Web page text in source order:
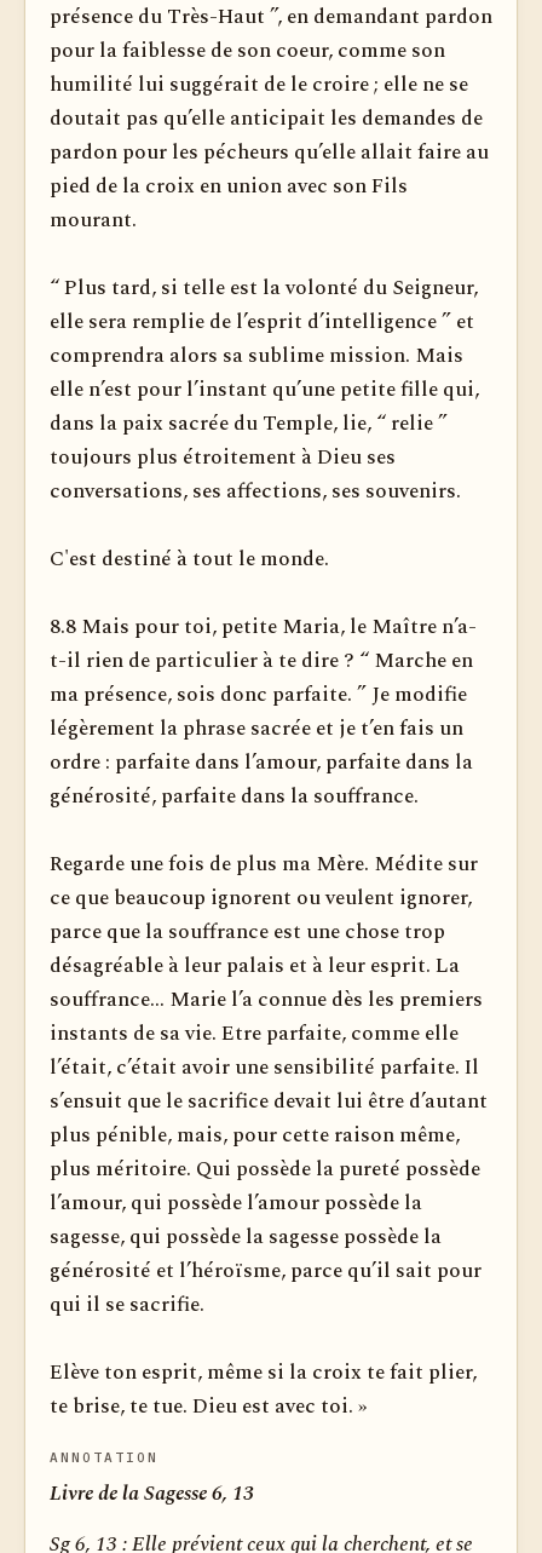
présence du Très-Haut ”, en demandant pardon
pour la faiblesse de son coeur, comme son
humilité lui suggérait de le croire ; elle ne se
doutait pas qu’elle anticipait les demandes de
pardon pour les pécheurs qu’elle allait faire au
pied de la croix en union avec son Fils
mourant.
“ Plus tard, si telle est la volonté du Seigneur,
elle sera remplie de l’esprit d’intelligence ” et
comprendra alors sa sublime mission. Mais
elle n’est pour l’instant qu’une petite fille qui,
dans la paix sacrée du Temple, lie, “ relie ”
toujours plus étroitement à Dieu ses
conversations, ses affections, ses souvenirs.
C'est destiné à tout le monde.
8.8 Mais pour toi, petite Maria, le Maître n’a-
t-il rien de particulier à te dire ? “ Marche en
ma présence, sois donc parfaite. ” Je modifie
légèrement la phrase sacrée et je t’en fais un
ordre : parfaite dans l’amour, parfaite dans la
générosité, parfaite dans la souffrance.
Regarde une fois de plus ma Mère. Médite sur
ce que beaucoup ignorent ou veulent ignorer,
parce que la souffrance est une chose trop
désagréable à leur palais et à leur esprit. La
souf­france... Marie l’a connue dès les premiers
instants de sa vie. Etre parfaite, comme elle
l’était, c’était avoir une sensibilité parfaite. Il
s’ensuit que le sacrifice devait lui être d’autant
plus pénible, mais, pour cette raison même,
plus méritoire. Qui possède la pureté possède
l’amour, qui possède l’amour possède la
sagesse, qui possède la sagesse possède la
générosité et l’héroïsme, parce qu’il sait pour
qui il se sacrifie.
Elève ton esprit, même si la croix te fait plier,
te brise, te tue. Dieu est avec toi. »
ANNOTATION
Livre de la Sagesse 6, 13
Sg 6, 13 :Elle prévient ceux qui la cherchent, et se